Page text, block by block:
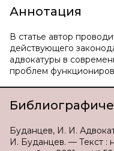
Аннотация
В статье автор
действующего
адвокатуры в
проблем
Буданцев, И. И.
И. Буданцев. — Текст :